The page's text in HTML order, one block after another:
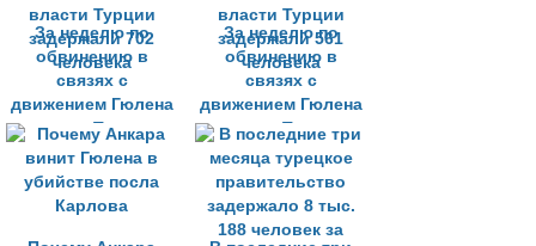
За неделю по
обвинению в
связях с
движением Гюлена
власти Турции
задержали 702
человека
За неделю по
обвинению в
связях с
движением Гюлена
власти Турции
задержали 561
человека